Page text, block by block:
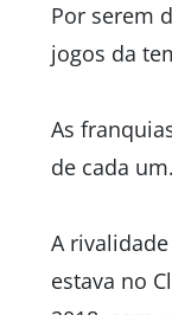
Por serem
jogos da
As
de cada um.
A
estava no